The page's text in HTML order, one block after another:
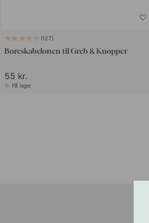
127
Boreskabelonen til Greb & Knopper
55 kr.
På lager